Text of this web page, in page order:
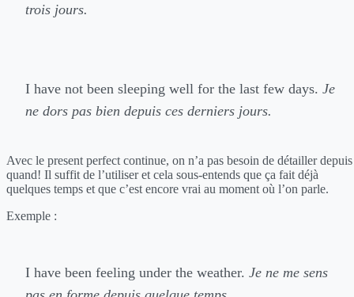
trois jours.
I have not been sleeping well for the last few days. Je
ne dors pas bien depuis ces derniers jours.
Avec le present perfect continue, on n’a pas besoin de détailler depuis
quand! Il suffit de l’utiliser et cela sous-entends que ça fait déjà
quelques temps et que c’est encore vrai au moment où l’on parle.
Exemple :
I have been feeling under the weather. Je ne me sens